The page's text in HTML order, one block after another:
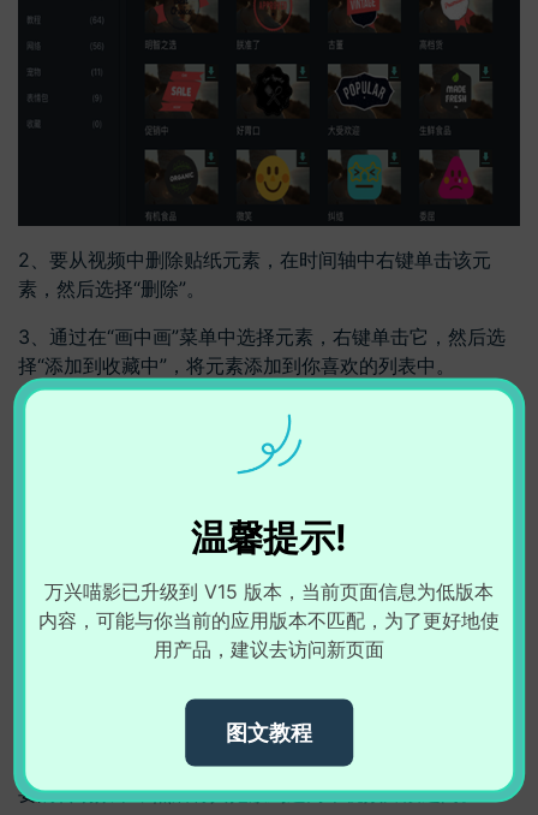
2、要从视频中删除贴纸元素，在时间轴中右键单击该元
素，然后选择“删除”。
3、通过在“画中画”菜单中选择元素，右键单击它，然后选
择“添加到收藏中”，将元素添加到你喜欢的列表中。
二、在视频片段之间添加转场效果
1、要为视频添加转场效果，请先将两个视频片段拖动到时
间轴上的同一视频轨道中，将它们拼接在一起。然后，点击
导航栏顶部菜单中的“转场”选项卡。在媒体库中查看选择需
要的转场效果，然后将其拖放到这两个视频片段之间。
温馨提示!
万兴喵影已升级到 V15 版本，当前页面信息为低版本
内容，可能与你当前的应用版本不匹配，为了更好地使
用产品，建议去访问新页面
图文教程